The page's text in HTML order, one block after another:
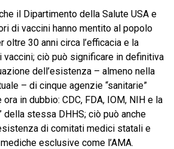
il Dipartimento della Salute USA e
di vaccini hanno mentito al popolo
oltre 30 anni circa l’efficacia e la
vaccini; ciò può significare in definitiva
dell’esistenza – almeno nella
– di cinque agenzie “sanitarie”
in dubbio: CDC, FDA, IOM, NIH e la
della stessa DHHS; ciò può anche
di comitati medici statali e
esclusive come l’AMA.